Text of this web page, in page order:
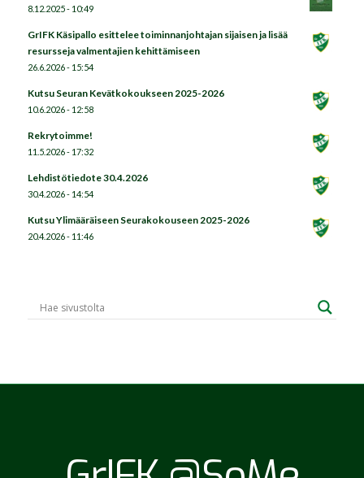
8.12.2025 - 10:49
GrIFK Käsipallo esittelee toiminnanjohtajan sijaisen ja lisää
resursseja valmentajien kehittämiseen
26.6.2026 - 15:54
Kutsu Seuran Kevätkokoukseen 2025-2026
10.6.2026 - 12:58
Rekrytoimme!
11.5.2026 - 17:32
Lehdistötiedote 30.4.2026
30.4.2026 - 14:54
Kutsu Ylimääräiseen Seurakokouseen 2025-2026
20.4.2026 - 11:46